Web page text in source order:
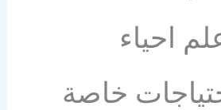
احياء
خاصة